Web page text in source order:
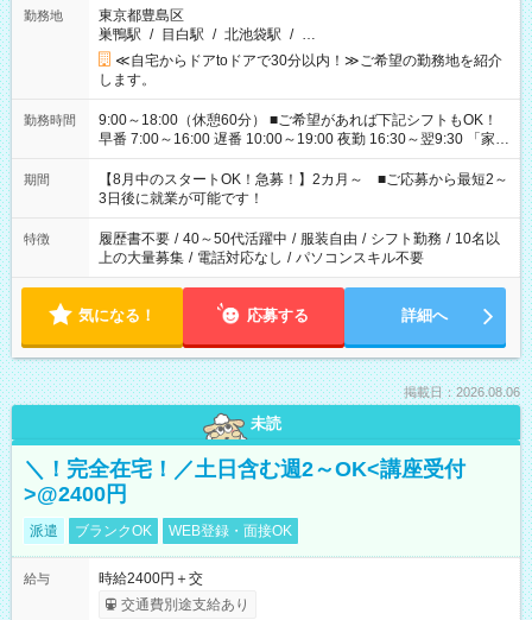
勤務地
東京都豊島区
巣鴨駅 / 目白駅 / 北池袋駅 / …
≪自宅からドアtoドアで30分以内！≫ご希望の勤務地を紹介
します。
勤務時間
9:00～18:00（休憩60分） ■ご希望があれば下記シフトもOK！
早番 7:00～16:00 遅番 10:00～19:00 夜勤 16:30～翌9:30 「家族
と休みを合わせたい」 「余裕を持って夕飯の準備がしたい」
「できれば残業はしたくない」 など、ご希望を教えてください
ね。 ※Wワーク希望の方へ 今ご覧のお仕事で希望する勤務時間
と、もう1つのお仕事の勤務時間。 合計で週40時間を超える場
合は応募できません。
期間
【8月中のスタートOK！急募！】2カ月～ ■ご応募から最短2～
3日後に就業が可能です！
特徴 履歴書不要 / 40～50代活躍中 / 服装自由 / シフト勤務 / 10名以
上の大量募集 / 電話対応なし / パソコンスキル不要
気になる！ 応募する 詳細へ
掲載日：2026.08.06
未読
＼！完全在宅！／土日含む週2～OK<講座受付
>@2400円
派遣 ブランクOK WEB登録・面接OK
給与
時給2400円＋交
交通費別途支給あり